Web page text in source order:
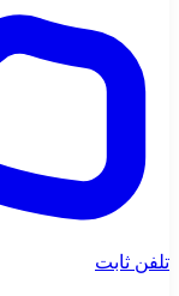
تلفن ثابت